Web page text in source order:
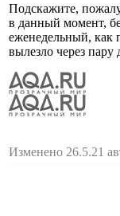
Подскажите,
в данный момент,
еженедельный, как
вылезло через пару
Изменено 26.5.21